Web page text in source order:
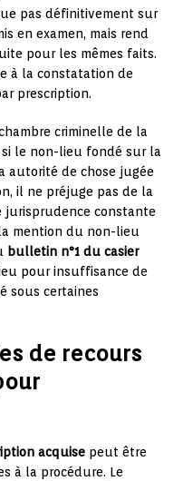
pas définitivement sur
en examen, mais rend
pour les mêmes faits.
à la constatation de
prescription.
criminelle de la
si le non-lieu fondé sur la
autorité de chose jugée
il ne préjuge pas de la
jurisprudence constante
mention du non-lieu
bulletin n°1 du casier
pour insuffisance de
sous certaines
de recours
acquise peut être
à la procédure. Le